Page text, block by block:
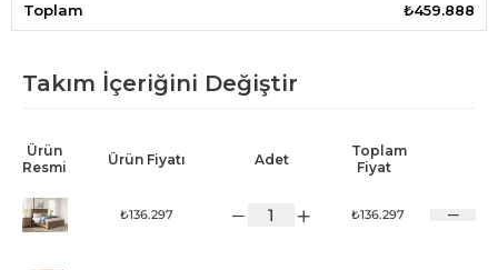
Toplam ₺459.888
Takım İçeriğini Değiştir
Ürün
Resmi
Ürün Fiyatı Adet
Toplam
Fiyat
₺136.297 ₺136.297